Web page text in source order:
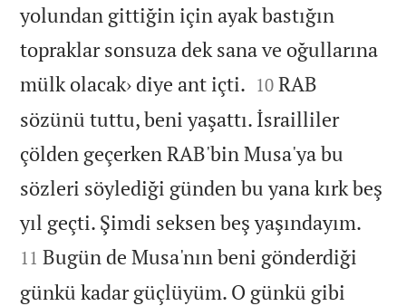
yolundan gittiğin için ayak bastığın
topraklar sonsuza dek sana ve oğullarına
mülk olacak› diye ant içti. 

10 RAB
sözünü tuttu, beni yaşattı. İsrailliler
çölden geçerken RAB'bin Musa'ya bu
sözleri söylediği günden bu yana kırk beş
yıl geçti. Şimdi seksen beş yaşındayım.
11 Bugün de Musa'nın beni gönderdiği
günkü kadar güçlüyüm. O günkü gibi